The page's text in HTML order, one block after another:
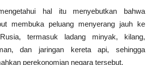
hal itu menyebutkan bahwa
membuka peluang menyerang jauh ke
termasuk ladang minyak, kilang,
dan jaringan kereta api, sehingga
perekonomian negara tersebut.